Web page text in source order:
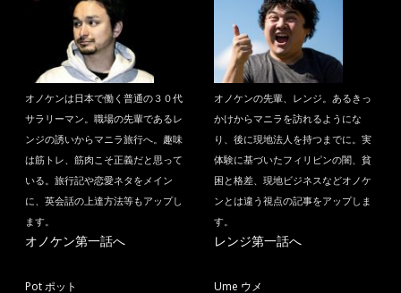
オノケンは日本で働く普通の３０代
サラリーマン。職場の先輩であるレ
ンジの誘いからマニラ旅行へ。趣味
は筋トレ、筋肉こそ正義だと思って
いる。旅行記や恋愛ネタをメイン
に、英会話の上達方法等もアップし
ます。
オノケン第一話へ
オノケンの先輩、レンジ。あるきっ
かけからマニラを訪れるようにな
り、後に現地法人を持つまでに。実
体験に基づいたフィリピンの闇、貧
困と格差、現地ビジネスなどオノケ
ンとは違う視点の記事をアップしま
す。
レンジ第一話へ
Pot ポット Ume ウメ